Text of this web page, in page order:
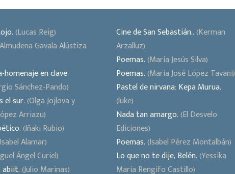
(Lucas Reig)
Gavala Alústiza
homenaje en clave
Sánchez-Pando)
el sur.(Olga Jojlova y
Arriazu)
(Iñaki Rubio)
Alamar)
Ángel Curiel)
(Julio Marinas)
Cine de San Sebastián..(Kerman
Arzalluz)
Poemas.(María Jesús Silva)
Poemas.(María José López Tavani)
Pastel de nirvana: Kepa Murua.
(luke)
Nada tan amargo.(El Desvelo
Ediciones)
Poemas.(Isabel Pérez Montalbán)
Lo que no te dije, Belén.(Yessika
María Rengifo Castillo)